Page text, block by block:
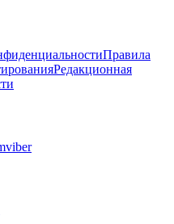
Правила
Редакционная
viber